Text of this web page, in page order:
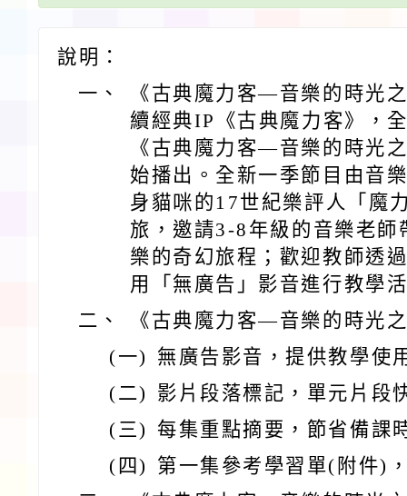
說明：
一、
《古典魔力客—音樂的時光
續經典IP《古典魔力客》，
《古典魔力客—音樂的時光
始播出。全新一季節目由音
身貓咪的17世紀樂評人「魔
旅，邀請3-8年級的音樂老
樂的奇幻旅程；歡迎教師透
用「無廣告」影音進行教學
二、
《古典魔力客—音樂的時光
(一)
無廣告影音，提供教學使
(二)
影片段落標記，單元片段
(三)
每集重點摘要，節省備課
(四)
第一集參考學習單(附件)